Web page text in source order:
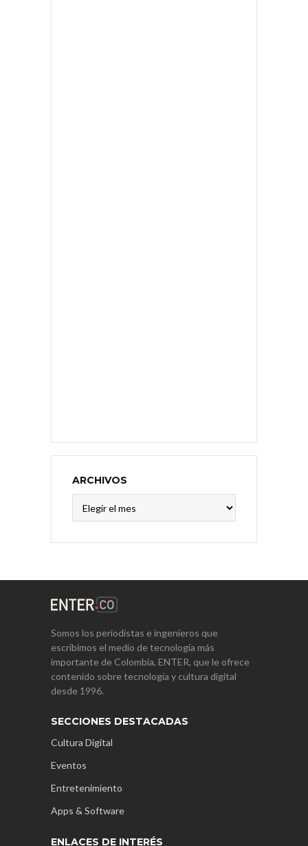
ARCHIVOS
Somos los periodistas e ingenieros que
escribimos el medio de tecnología más
importante de Colombia, ENTER, que le ofrece
contenido sobre tecnología y cultura digital
desde 1996.
SECCIONES DESTACADAS
Cultura Digital
Eventos
Entretenimiento
Apps & Software
ENLACES DE INTERÉS